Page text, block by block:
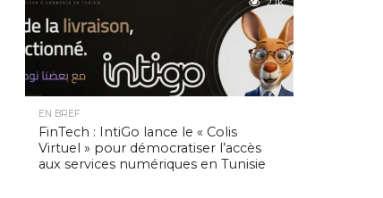
2.1K
EN BREF
FinTech : IntiGo lance le « Colis
Virtuel » pour démocratiser l’accès
aux services numériques en Tunisie